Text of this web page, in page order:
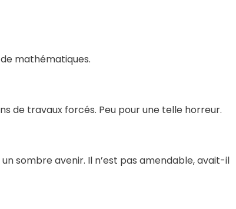
de mathématiques.
de travaux forcés. Peu pour une telle horreur.
sombre avenir. Il n’est pas amendable, avait-il